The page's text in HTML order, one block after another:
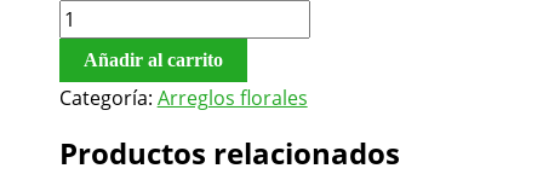
Añadir al carrito
Categoría: Arreglos florales
Productos relacionados